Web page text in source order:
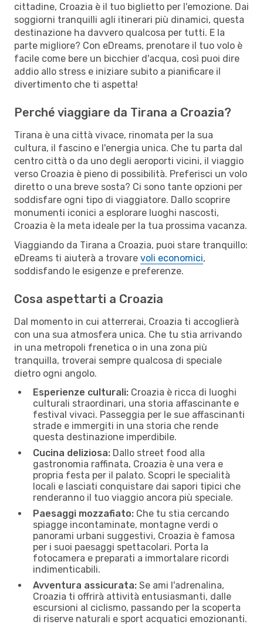
cittadine, Croazia è il tuo biglietto per l'emozione. Dai
soggiorni tranquilli agli itinerari più dinamici, questa
destinazione ha davvero qualcosa per tutti. E la
parte migliore? Con eDreams, prenotare il tuo volo è
facile come bere un bicchier d'acqua, così puoi dire
addio allo stress e iniziare subito a pianificare il
divertimento che ti aspetta!
Perché viaggiare da Tirana a Croazia?
Tirana è una città vivace, rinomata per la sua
cultura, il fascino e l'energia unica. Che tu parta dal
centro città o da uno degli aeroporti vicini, il viaggio
verso Croazia è pieno di possibilità. Preferisci un volo
diretto o una breve sosta? Ci sono tante opzioni per
soddisfare ogni tipo di viaggiatore. Dallo scoprire
monumenti iconici a esplorare luoghi nascosti,
Croazia è la meta ideale per la tua prossima vacanza.
Viaggiando da Tirana a Croazia, puoi stare tranquillo:
eDreams ti aiuterà a trovare voli economici,
soddisfando le esigenze e preferenze.
Cosa aspettarti a Croazia
Dal momento in cui atterrerai, Croazia ti accoglierà
con una sua atmosfera unica. Che tu stia arrivando
in una metropoli frenetica o in una zona più
tranquilla, troverai sempre qualcosa di speciale
dietro ogni angolo.
Esperienze culturali: Croazia è ricca di luoghi
culturali straordinari, una storia affascinante e
festival vivaci. Passeggia per le sue affascinanti
strade e immergiti in una storia che rende
questa destinazione imperdibile.
Cucina deliziosa: Dallo street food alla
gastronomia raffinata, Croazia è una vera e
propria festa per il palato. Scopri le specialità
locali e lasciati conquistare dai sapori tipici che
renderanno il tuo viaggio ancora più speciale.
Paesaggi mozzafiato: Che tu stia cercando
spiagge incontaminate, montagne verdi o
panorami urbani suggestivi, Croazia è famosa
per i suoi paesaggi spettacolari. Porta la
fotocamera e preparati a immortalare ricordi
indimenticabili.
Avventura assicurata: Se ami l'adrenalina,
Croazia ti offrirà attività entusiasmanti, dalle
escursioni al ciclismo, passando per la scoperta
di riserve naturali e sport acquatici emozionanti.